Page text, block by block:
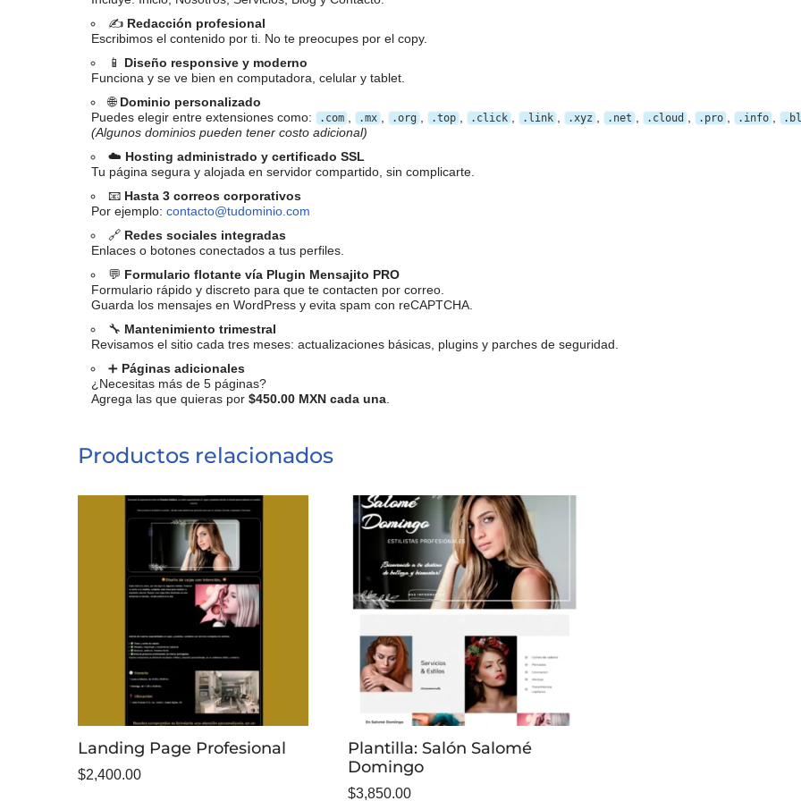
✍️ Redacción profesional
Escribimos el contenido por ti. No te preocupes por el copy.
📱 Diseño responsive y moderno
Funciona y se ve bien en computadora, celular y tablet.
🌐 Dominio personalizado
Puedes elegir entre extensiones como:
.com , .mx , .org , .top , .click , .link , .xyz , .net , .cloud , .pro , .info ,
(Algunos dominios pueden tener costo adicional)
☁️ Hosting administrado y certificado SSL
Tu página segura y alojada en servidor compartido, sin complicarte.
📧 Hasta 3 correos corporativos
Por ejemplo: contacto@tudominio.com
🔗 Redes sociales integradas
Enlaces o botones conectados a tus perfiles.
💬 Formulario flotante vía Plugin Mensajito PRO
Formulario rápido y discreto para que te contacten por correo.
Guarda los mensajes en WordPress y evita spam con reCAPTCHA.
🔧 Mantenimiento trimestral
Revisamos el sitio cada tres meses: actualizaciones básicas, plugins y parches de seguridad.
➕ Páginas adicionales
¿Necesitas más de 5 páginas?
Agrega las que quieras por $450.00 MXN cada una.
Productos relacionados
Landing Page Profesional
$2,400.00
Plantilla: Salón Salomé
Domingo
$3,850.00